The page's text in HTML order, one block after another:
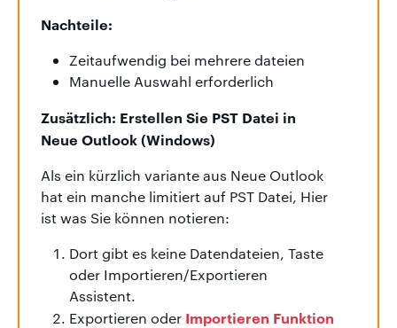
Nachteile:
Zeitaufwendig bei mehrere dateien
Manuelle Auswahl erforderlich
Zusätzlich: Erstellen Sie PST Datei in
Neue Outlook (Windows)
Als ein kürzlich variante aus Neue Outlook
hat ein manche limitiert auf PST Datei, Hier
ist was Sie können notieren:
Dort gibt es keine Datendateien, Taste
oder Importieren/Exportieren
Assistent.
Exportieren oder Importieren Funktion